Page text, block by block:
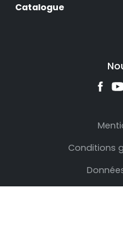
Catalogue
Conditions